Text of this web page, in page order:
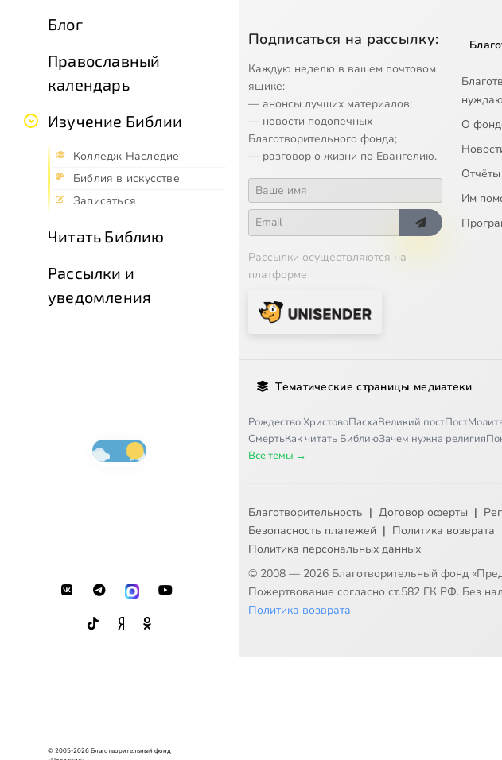
Блог
Православный
календарь
Изучение Библии
Колледж Наследие
Библия в искусстве
Записаться
Читать Библию
Рассылки и
уведомления
© 2005-2026 Благотворительный фонд
Подписаться на рассылку:
Каждую неделю в вашем почтовом
ящике:
— анонсы лучших материалов;
— новости подопечных
Благотворительного фонда;
— разговор о жизни по Евангелию.
Рассылки осуществляются на
платформе
О
Отчёты
Им
Тематические страницы медиатеки
Рождество ХристовоПасхаВеликий постПост
СмертьКак читать БиблиюЗачем нужна религия
Все темы →
Благотворительность | Договор оферты |
Безопасность платежей | Политика возврата
Политика персональных данных
© 2008 — 2026 Благотворительный фонд
Пожертвование согласно ст.582 ГК РФ. Без
Политика возврата